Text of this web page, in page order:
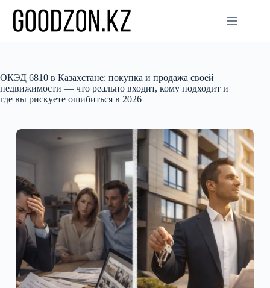
сути
ОКЭД 6810 в Казахстане: покупка и продажа своей
недвижимости — что реально входит, кому подходит и
где вы рискуете ошибиться в 2026